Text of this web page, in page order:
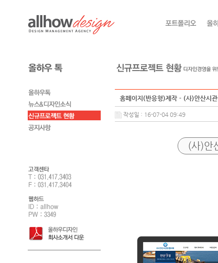
홈페이지(반응형)제작 - (사)안산시
작성일 : 16-07-04 09:49
(사)안